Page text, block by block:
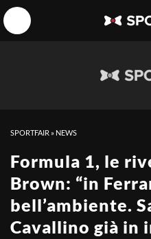
SPORTFAIR » NEWS
Formula 1, le
Brown: “in
bell’ambiente.
Cavallino già in